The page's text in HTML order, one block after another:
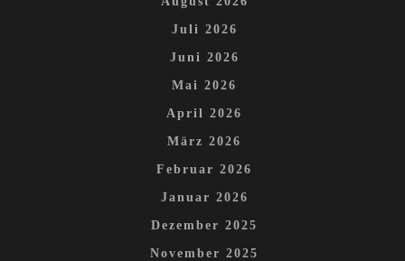
Juli 2026
Juni 2026
Mai 2026
April 2026
März 2026
Februar 2026
Januar 2026
Dezember 2025
November 2025